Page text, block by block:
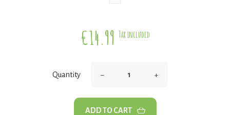
€14.99 Tax included
Quantity − +
ADD TO CART